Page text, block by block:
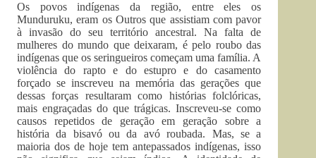
Os povos indígenas da região, entre eles os
Munduruku, eram os Outros que assistiam com pavor
à invasão do seu território ancestral. Na falta de
mulheres do mundo que deixaram, é pelo roubo das
indígenas que os seringueiros começam uma família. A
violência do rapto e do estupro e do casamento
forçado se inscreveu na memória das gerações que
dessas forças resultaram como histórias folclóricas,
mais engraçadas do que trágicas. Inscreveu-se como
causos repetidos de geração em geração sobre a
história da bisavó ou da avó roubada. Mas, se a
maioria dos de hoje tem antepassados indígenas, isso